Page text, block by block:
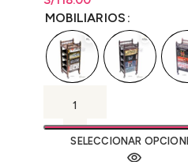
S/118.00hastaS/
MOBILIARIOS
SELECCIONAR